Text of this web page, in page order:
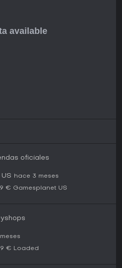
oficiales
hace 3 meses
€ Gamesplanet US
€ Loaded